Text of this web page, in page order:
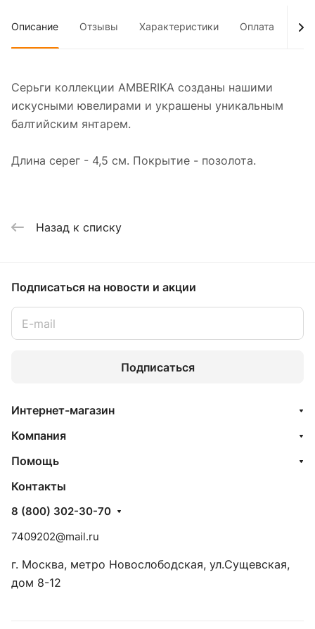
Описание Отзывы Характеристики Оплата
Серьги коллекции AMBERIKA созданы нашими
искусными ювелирами и украшены уникальным
балтийским янтарем.
Длина серег - 4,5 см. Покрытие - позолота.
Назад к списку
Подписаться на новости и акции
Подписаться
Интернет-магазин
Компания
Помощь
Контакты
8 (800) 302-30-70
7409202@mail.ru
г. Москва, метро Новослободская, ул.Сущевская,
дом 8-12